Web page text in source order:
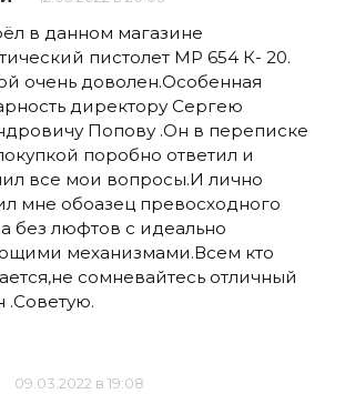
в данном магазине
пистолет МР 654 К- 20.
очень доволен.Особенная
директору Сергею
Попову .Он в переписке
поробно ответил и
все мои вопросы.И лично
мне обоазец превосходного
без люфтов с идеально
механизмами.Всем кто
сомневайтесь отличный
.Советую.
09.03.2022 в 19:08